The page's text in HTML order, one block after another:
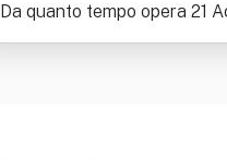
Da quanto tempo opera 21